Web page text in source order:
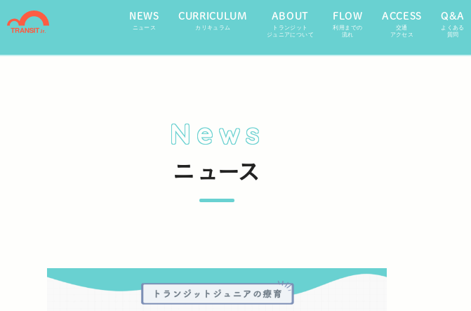
NEWS
ニュース
CURRICULUM
カリキュラム
ABOUT
トランジット
ジュニアについて
FLOW
利用までの
流れ
ACCESS
交通
アクセス
Q&A
よくある
質問
News
ニュース